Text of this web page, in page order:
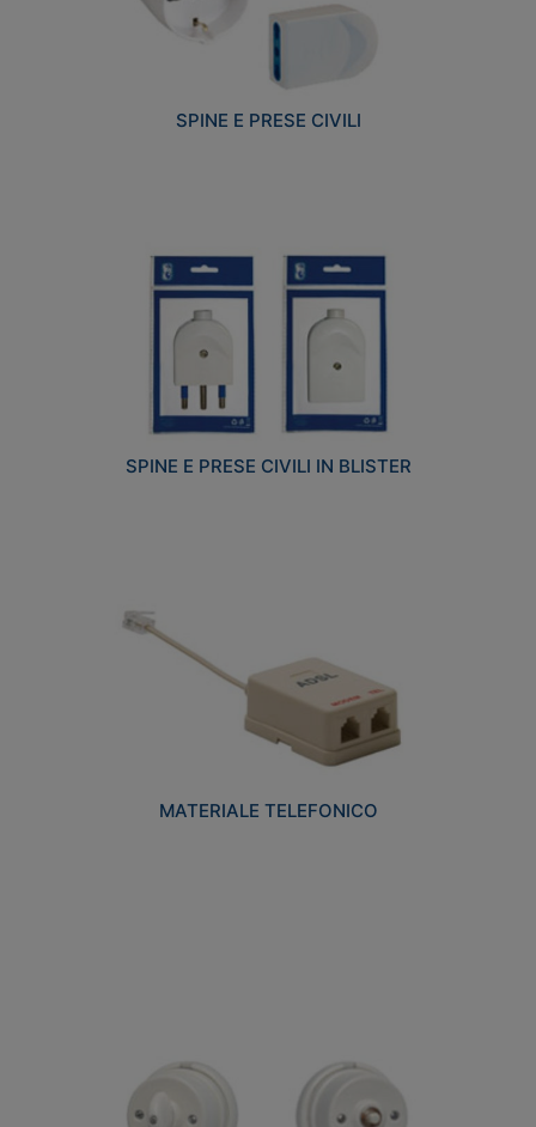
SPINE E PRESE CIVILI
SPINE E PRESE CIVILI IN BLISTER
MATERIALE TELEFONICO